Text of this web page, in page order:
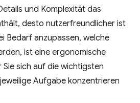
und Komplexität das
desto nutzerfreundlicher ist
Bedarf anzupassen, welche
ist eine ergonomische
sich auf die wichtigsten
Aufgabe konzentrieren